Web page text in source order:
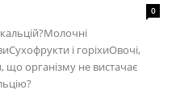
0
і горіхиОвочі,
що організму не вистачає